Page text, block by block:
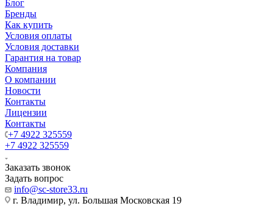
Блог
Бренды
Как купить
Условия оплаты
Условия доставки
Гарантия на товар
Компания
О компании
Новости
Контакты
Лицензии
Контакты
+7 4922 325559
+7 4922 325559
Заказать звонок
Задать вопрос
info@sc-store33.ru
г. Владимир, ул. Большая Московская 19